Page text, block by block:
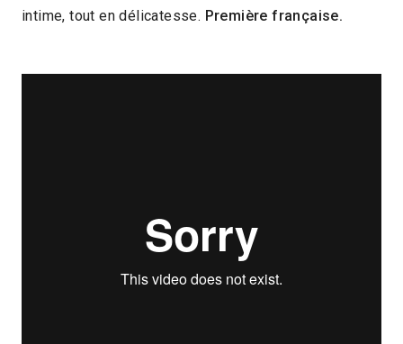
intime, tout en délicatesse. Première française.